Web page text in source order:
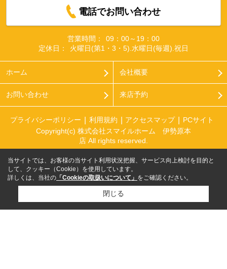
電話でお問い合わせ
営業時間：
09：00～19：00
定休日：
火曜日(第1・3・5).水曜日(毎週).祝日
ホーム 会社概要
お問い合わせ 来店予約
プライバシーポリシー 利用規約 アクセスマップ
PCサイト
Copyright(c) 株式会社スマイルホーム 伊勢原本
店 All rights reserved.
当サイトでは、お客様の当サイト利用状況把握、サービス向上検討を目的と
して、クッキー（Cookie）を使用しています。
詳しくは、当社の 「Cookieの取扱いについて」 をご確認ください。
閉じる